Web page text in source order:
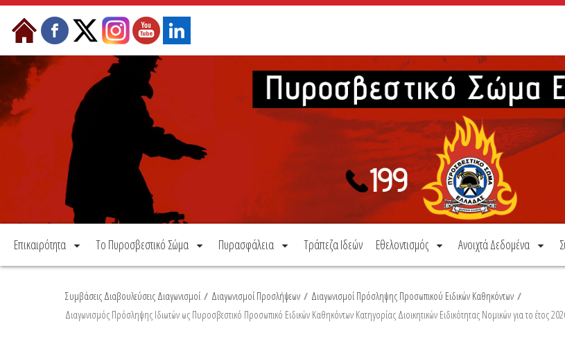
Μετάβαση στο περιεχόμενο
Επικαιρότητα Το Πυροσβεστικό Σώμα Πυρασφάλεια Τράπεζα Ιδεών Εθελοντισμός Ανοιχτά Δεδομένα
Συμβάσεις Διαβουλεύσεις Διαγωνισμοί / Διαγωνισμοί Προσλήψεων / Διαγωνισμοί Πρόσληψης Προσωπικού Ειδικών Καθηκόντων /
Διαγωνισμός Πρόσληψης Ιδιωτών ως Πυροσβεστικό Προσωπικό Ειδικών Καθηκόντων Κατηγορίας Διοικητικών Ειδικότητας Νομικών για το έτος